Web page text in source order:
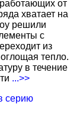
от
хватает на
решили
с
из
тепло.
в течение
...>>
серию